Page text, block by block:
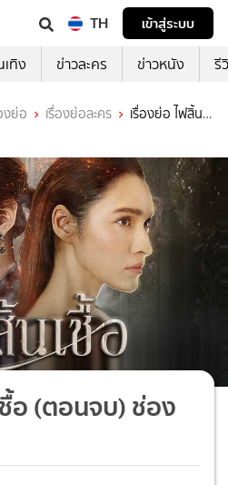
TH
เข้าสู่ระบบ
ทิง ข่าวละคร ข่าวหนัง รี
งย่อ เรื่องย่อละคร
เรื่องย่อ ไฟสิ้น
อ (ตอนจบ) ช่อง